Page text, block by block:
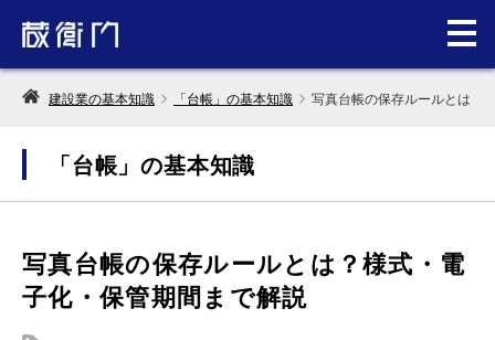
建設業の基本知識 「台帳」の基本知識 写真台帳の保存ルールとは？
「台帳」の基本知識
写真台帳の保存ルールとは？様式・電
子化・保管期間まで解説